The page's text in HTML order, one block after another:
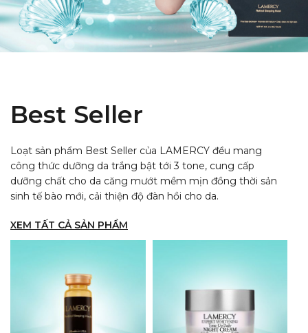
Best Seller
Loạt sản phẩm Best Seller của LAMERCY đều mang
công thức dưỡng da trắng bật tới 3 tone, cung cấp
dưỡng chất cho da căng mướt mềm mịn đồng thời sản
sinh tế bào mới, cải thiện độ đàn hồi cho da.
XEM TẤT CẢ SẢN PHẨM